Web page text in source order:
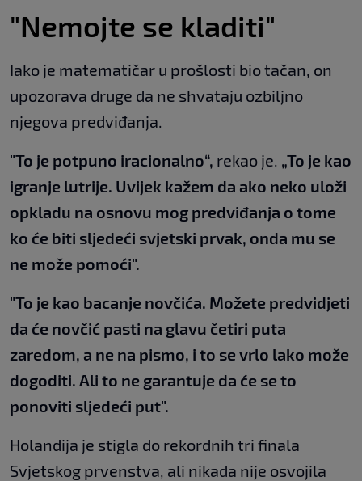
"Nemojte se kladiti"
Iako je matematičar u prošlosti bio tačan, on
upozorava druge da ne shvataju ozbiljno
njegova predviđanja.
"To je potpuno iracionalno“, rekao je. „To je kao
igranje lutrije. Uvijek kažem da ako neko uloži
opkladu na osnovu mog predviđanja o tome
ko će biti sljedeći svjetski prvak, onda mu se
ne može pomoći".
"To je kao bacanje novčića. Možete predvidjeti
da će novčić pasti na glavu četiri puta
zaredom, a ne na pismo, i to se vrlo lako može
dogoditi. Ali to ne garantuje da će se to
ponoviti sljedeći put".
Holandija je stigla do rekordnih tri finala
Svjetskog prvenstva, ali nikada nije osvojila